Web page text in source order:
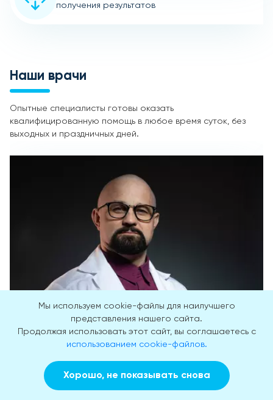
получения результатов
Наши врачи
Опытные специалисты готовы оказать
квалифицированную помощь в любое время суток, без
выходных и праздничных дней.
Шуров Василий Александрович
Мы используем cookie-файлы для наилучшего
представления нашего сайта.
Продолжая использовать этот сайт, вы соглашаетесь с
использованием cookie-файлов.
Хорошо, не показывать снова
Заказать звонок Вызвать врача на дом